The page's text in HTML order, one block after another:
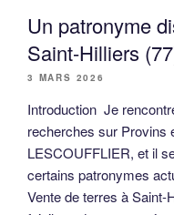
Un patronyme
Saint-Hilliers
3 MARS 2026
Introduction Je
recherches sur Provins
LESCOUFFLIER, et il
certains patronymes
Vente de terres à Saint-